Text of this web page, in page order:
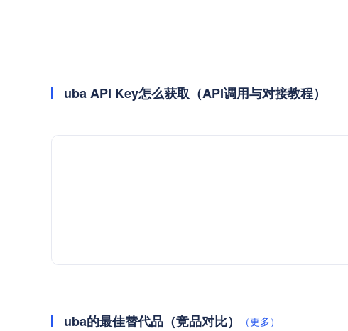
uba API Key怎么获取（API调用与对接教程）
uba的最佳替代品（竞品对比） （更多）